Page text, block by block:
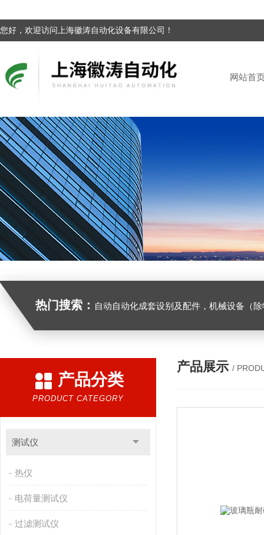
您好，欢迎访问上海徽涛自动化设备有限公司！
网站首
热门搜索： 自动自动化成套设别及配件，机械设备（除特种设备）及配件制造，加工（以上限分支机构经营），设计，批发，零售，模具，五金制品，工具加工（限分支机构经营），设计，批发，零售。五金交电，金属材料，金属制品，不锈钢制品，建筑材料，钢材，橡塑制品，环保设备，润滑剂，汽车配件，摩托车配件的批发，零售。（企业经营涉及行政许可的，凭许可证件经营）化成套设别及配件，机械设备（除特种设
产品分类
PRODUCT CATEGORY
测试仪
热仪
电荷量测试仪
过滤测试仪
产品展示 /